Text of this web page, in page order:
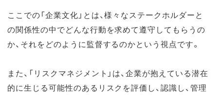
ここでの「企業文化」とは、様々なステークホルダーと
の関係性の中でどんな行動を求めて遵守してもらうの
か、それをどのように監督するのかという視点です。
また、「リスクマネジメント」は、企業が抱えている潜在
的に生じる可能性のあるリスクを評価し、認識し、管理